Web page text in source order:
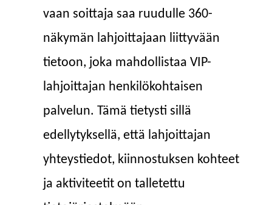
vaan soittaja saa ruudulle 360-
näkymän lahjoittajaan liittyvään
tietoon, joka mahdollistaa VIP-
lahjoittajan henkilökohtaisen
palvelun. Tämä tietysti sillä
edellytyksellä, että lahjoittajan
yhteystiedot, kiinnostuksen kohteet
ja aktiviteetit on talletettu